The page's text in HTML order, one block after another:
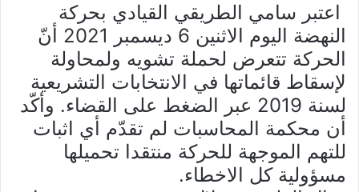
اعتبر سامي الطريقي القيادي بحركة
النهضة اليوم الاثنين 6 ديسمبر 2021 أنّ
الحركة تتعرض لحملة تشويه ولمحاولة
لإسقاط قائماتها في الانتخابات التشريعية
لسنة 2019 عبر الضغط على القضاء. وأكّد
أن محكمة المحاسبات لم تقدّم أي اثبات
للتهم الموجهة للحركة منتقدا تحميلها
مسؤولية كل الاخطاء.